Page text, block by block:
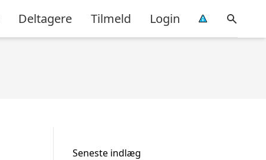
Deltagere Tilmeld Login
Seneste indlæg